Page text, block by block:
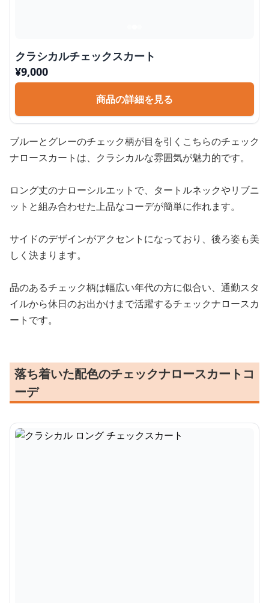
クラシカルチェックスカート
¥9,000
商品の詳細を見る
ブルーとグレーのチェック柄が目を引くこちらのチェック
ナロースカートは、クラシカルな雰囲気が魅力的です。
ロング丈のナローシルエットで、タートルネックやリブニ
ットと組み合わせた上品なコーデが簡単に作れます。
サイドのデザインがアクセントになっており、後ろ姿も美
しく決まります。
品のあるチェック柄は幅広い年代の方に似合い、通勤スタ
イルから休日のお出かけまで活躍するチェックナロースカ
ートです。
落ち着いた配色のチェックナロースカートコ
ーデ